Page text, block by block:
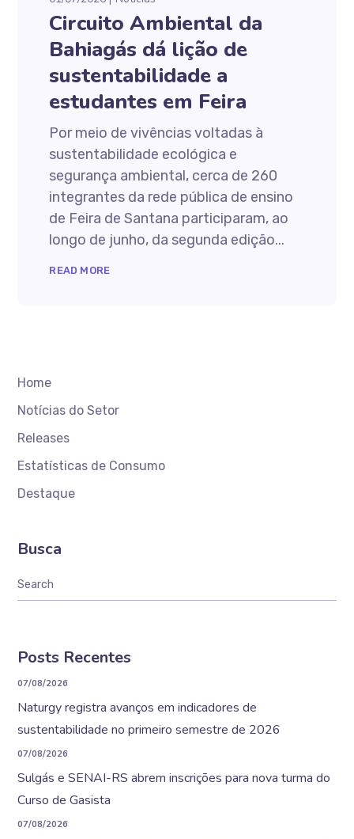
Circuito Ambiental da
Bahiagás dá lição de
sustentabilidade a
estudantes em Feira
Por meio de vivências voltadas à
sustentabilidade ecológica e
segurança ambiental, cerca de 260
integrantes da rede pública de ensino
de Feira de Santana participaram, ao
longo de junho, da segunda edição...
READ MORE
Home
Notícias do Setor
Releases
Estatísticas de Consumo
Destaque
Busca
Posts Recentes
07/08/2026
Naturgy registra avanços em indicadores de
sustentabilidade no primeiro semestre de 2026
07/08/2026
Sulgás e SENAI-RS abrem inscrições para nova turma do
Curso de Gasista
07/08/2026